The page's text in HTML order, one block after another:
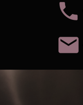
local_phone
email